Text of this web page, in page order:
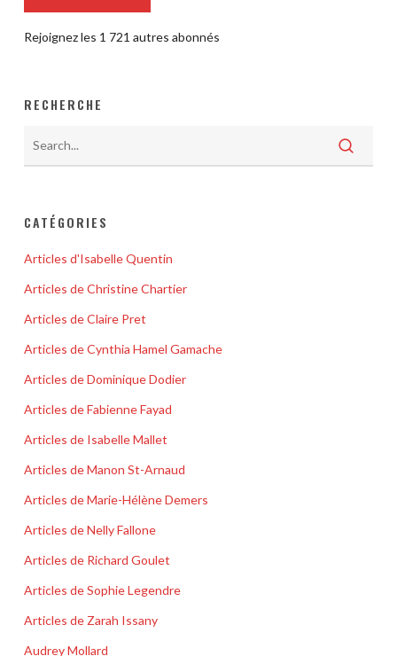
Rejoignez les 1 721 autres abonnés
RECHERCHE
CATÉGORIES
Articles d'Isabelle Quentin
Articles de Christine Chartier
Articles de Claire Pret
Articles de Cynthia Hamel Gamache
Articles de Dominique Dodier
Articles de Fabienne Fayad
Articles de Isabelle Mallet
Articles de Manon St-Arnaud
Articles de Marie-Hélène Demers
Articles de Nelly Fallone
Articles de Richard Goulet
Articles de Sophie Legendre
Articles de Zarah Issany
Audrey Mollard